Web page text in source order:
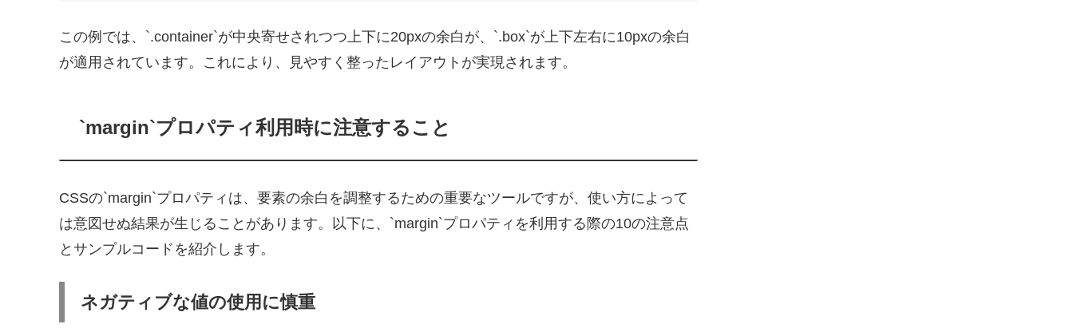
この例では、`.container`が中央寄せされつつ上下に20pxの余白が、`.box`が上下左右に10pxの余白
が適用されています。これにより、見やすく整ったレイアウトが実現されます。
`margin`プロパティ利用時に注意すること
CSSの`margin`プロパティは、要素の余白を調整するための重要なツールですが、使い方によって
は意図せぬ結果が生じることがあります。以下に、`margin`プロパティを利用する際の10の注意点
とサンプルコードを紹介します。
ネガティブな値の使用に慎重